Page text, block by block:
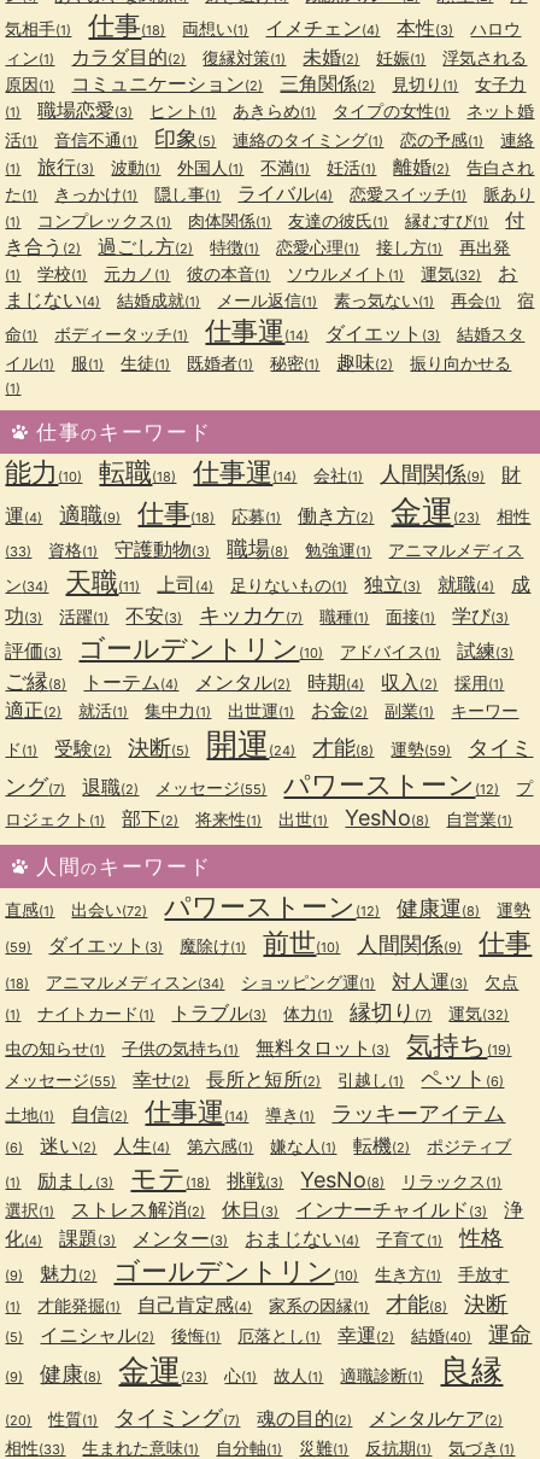
気相手(1) 仕事(18) 両想い(1) イメチェン(4) 本性(3)
ハロウ
ィン(1) カラダ目的(2) 復縁対策(1) 未婚(2) 妊娠(1)
浮気される
原因(1) コミュニケーション(2) 三角関係(2) 見切り (1) 女子力
(1) 職場恋愛(3) ヒント (1) あきらめ(1) タイプの女性(1)
ネット婚
活(1) 音信不通 (1) 印象 (5) 連絡のタイミング(1) 恋の予感(1) 連絡
(1) 旅行(3) 波動(1) 外国人 (1) 不満(1) 妊活(1) 離婚(2)
告白され
た (1) きっかけ(1) 隠し事(1) ライバル(4) 恋愛スイッチ(1) 脈あり
(1) コンプレックス (1) 肉体関係(1) 友達の彼氏(1) 縁むすび(1)
付
き合う (2) 過ごし方(2) 特徴(1) 恋愛心理(1) 接し方(1) 再出発
(1) 学校(1) 元カノ (1) 彼の本音(1) ソウルメイト (1) 運気(32)
お
まじない(4) 結婚成就(1) メール返信(1) 素っ気ない(1) 再会(1)
宿
命(1) ボディータッチ(1) 仕事運 (14) ダイエット (3)
結婚スタ
イル(1) 服(1) 生徒(1) 既婚者(1) 秘密(1) 趣味(2) 振り向かせる
(1)
仕事のキーワード
能力 (10) 転職(18) 仕事運 (14) 会社(1) 人間関係(9)
財
運(4) 適職(9) 仕事(18) 応募(1) 働き方(2) 金運 (23) 相性
(33) 資格(1) 守護動物(3) 職場(8) 勉強運(1)
アニマルメディス
ン(34) 天職(11) 上司 (4) 足りないもの(1) 独立(3) 就職(4)
成
功(3) 活躍(1) 不安(3) キッカケ(7) 職種(1) 面接(1) 学び(3)
評価(3) ゴールデントリン (10) アドバイス (1) 試練(3)
ご縁(8) トーテム (4) メンタル(2) 時期(4) 収入 (2) 採用(1)
適正(2) 就活(1) 集中力 (1) 出世運(1) お金(2) 副業(1)
キーワー
ド (1) 受験(2) 決断(5) 開運 (24) 才能(8) 運勢(59)
タイミ
ング(7) 退職(2) メッセージ(55) パワーストーン (12)
プ
ロジェクト (1) 部下(2) 将来性(1) 出世(1) YesNo(8) 自営業(1)
人間のキーワード
直感(1) 出会い(72) パワーストーン (12) 健康運(8) 運勢
(59) ダイエット (3) 魔除け(1) 前世(10) 人間関係(9) 仕事
(18) アニマルメディスン(34) ショッピング運(1) 対人運(3) 欠点
(1) ナイトカード (1) トラブル(3) 体力 (1) 縁切り (7) 運気(32)
虫の知らせ(1) 子供の気持ち(1) 無料タロット (3) 気持ち (19)
メッセージ(55) 幸せ(2) 長所と短所(2) 引越し (1) ペット (6)
土地(1) 自信(2) 仕事運 (14) 導き (1) ラッキーアイテム
(6) 迷い(2) 人生(4) 第六感(1) 嫌な人 (1) 転機(2) ポジティブ
(1) 励まし (3) モテ (18) 挑戦(3) YesNo(8) リラックス (1)
選択(1) ストレス解消(2) 休日 (3) インナーチャイルド (3)
浄
化(4) 課題 (3) メンター(3) おまじない(4) 子育て(1) 性格
(9) 魅力 (2) ゴールデントリン (10) 生き方(1) 手放す
(1) 才能発掘(1) 自己肯定感(4) 家系の因縁(1) 才能(8) 決断
(5) イニシャル(2) 後悔(1) 厄落とし (1) 幸運(2) 結婚(40) 運命
(9) 健康(8) 金運 (23) 心(1) 故人 (1) 適職診断(1) 良縁
(20) 性質(1) タイミング(7) 魂の目的(2) メンタルケア(2)
相性(33) 生まれた意味(1) 自分軸(1) 災難(1) 反抗期(1) 気づき (1)